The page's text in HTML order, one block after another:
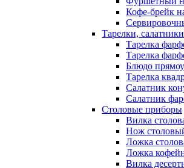
Кофе-брейк
Тарелки, салатники
Тарелка
Тарелка
Блюдо
Тарелка
Салатник
Салатник
Столовые приборы
Вилка
Нож
Ложка
Ложка
Вилка